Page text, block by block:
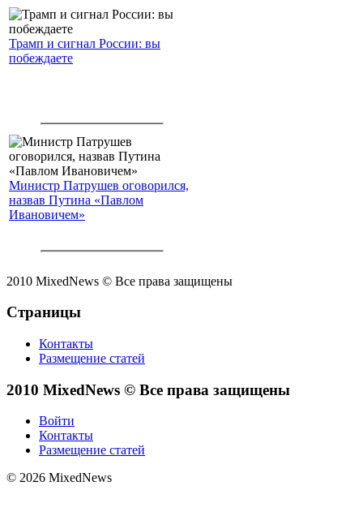
Трамп и сигнал России: вы
побеждаете
Министр Патрушев оговорился,
назвав Путина «Павлом
Ивановичем»
2010 MixedNews © Все права защищены
Страницы
Контакты
Размещение статей
2010 MixedNews © Все права защищены
Войти
Контакты
Размещение статей
© 2026 MixedNews